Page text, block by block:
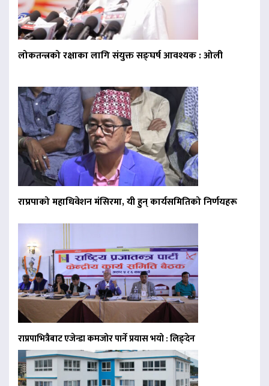
लोकतन्त्रको रक्षाका लागि संयुक्त सङ्घर्ष आवश्यक : ओली
राप्रपाको महाधिवेशन मंसिरमा, यी हुन् कार्यसमितिको निर्णयहरू
राप्रपाभित्रैबाट एजेन्डा कमजोर पार्ने प्रयास भयो : लिङ्देन